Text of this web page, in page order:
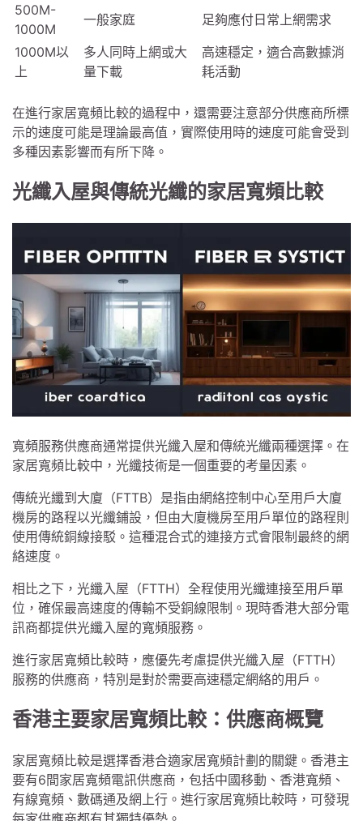
500M-
1000M
一般家庭
足夠應付日常上網需求
1000M以
上
多人同時上網或大
量下載
高速穩定，適合高數據消
耗活動
在進行家居寬頻比較的過程中，還需要注意部分供應商所標
示的速度可能是理論最高值，實際使用時的速度可能會受到
多種因素影響而有所下降。
光纖入屋與傳統光纖的家居寬頻比較
寬頻服務供應商通常提供光纖入屋和傳統光纖兩種選擇。在
家居寬頻比較中，光纖技術是一個重要的考量因素。
傳統光纖到大廈（FTTB）是指由網絡控制中心至用戶大廈
機房的路程以光纖鋪設，但由大廈機房至用戶單位的路程則
使用傳統銅線接駁。這種混合式的連接方式會限制最終的網
絡速度。
相比之下，光纖入屋（FTTH）全程使用光纖連接至用戶單
位，確保最高速度的傳輸不受銅線限制。現時香港大部分電
訊商都提供光纖入屋的寬頻服務。
進行家居寬頻比較時，應優先考慮提供光纖入屋（FTTH）
服務的供應商，特別是對於需要高速穩定網絡的用戶。
香港主要家居寬頻比較：供應商概覽
家居寬頻比較是選擇香港合適家居寬頻計劃的關鍵。香港主
要有6間家居寬頻電訊供應商，包括中國移動、香港寬頻、
有線寬頻、數碼通及網上行。進行家居寬頻比較時，可發現